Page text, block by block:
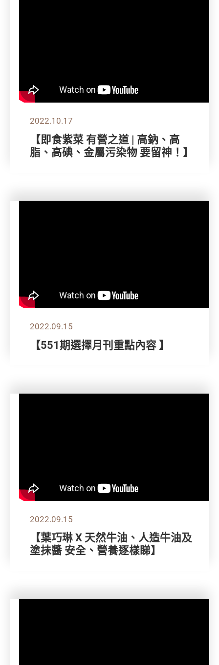
2022.10.17
【即食紫菜 有營之道 | 高鈉、高
脂、高碘、金屬污染物 要留神！】
2022.09.15
【551期選擇月刊重點內容 】
2022.09.15
【葉巧琳 X 天然牛油、人造牛油及
塗抺醬 安全、營養逐樣睇】